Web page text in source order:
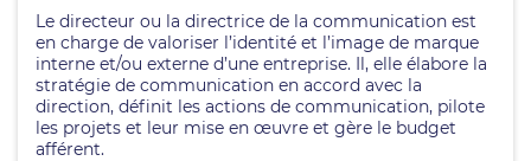
Le directeur ou la directrice de la communication est
en charge de valoriser l’identité et l’image de marque
interne et/ou externe d’une entreprise. Il, elle élabore la
stratégie de communication en accord avec la
direction, définit les actions de communication, pilote
les projets et leur mise en œuvre et gère le budget
afférent.